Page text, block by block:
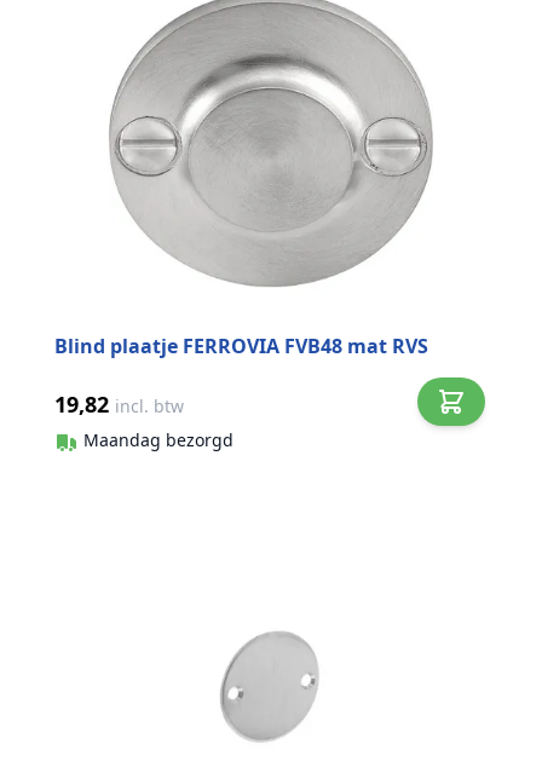
Blind plaatje FERROVIA FVB48 mat RVS
19,82 incl. btw
Maandag bezorgd